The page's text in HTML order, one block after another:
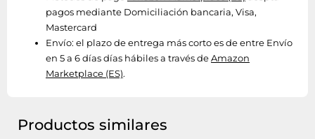
pagos mediante Domiciliación bancaria, Visa,
Mastercard
Envío: el plazo de entrega más corto es de entre Envío
en 5 a 6 días días hábiles a través deAmazon
Marketplace (ES).
Productos similares